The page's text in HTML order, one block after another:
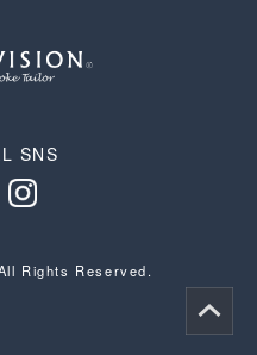
SNS
Rights Reserved.